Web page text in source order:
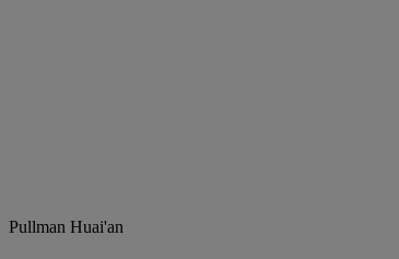
Pullman Huai'an